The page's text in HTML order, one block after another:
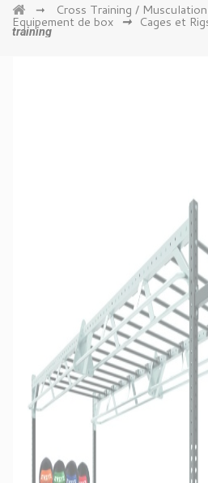
➞ Cross Training / Musculation
Equipement de box ➞ Cages et
training